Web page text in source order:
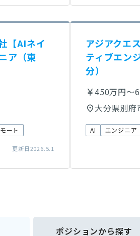
【AIネイ
ア（東
ート
更新日2026.5.1
アジアクエ
ティブエン
分）
450万円～
大分県別府
AI エンジニア
ポジションから探す